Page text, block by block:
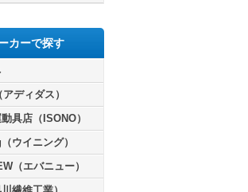
カーで探す
ディダス）
具店（ISONO）
ウイニング）
（エバニュー）